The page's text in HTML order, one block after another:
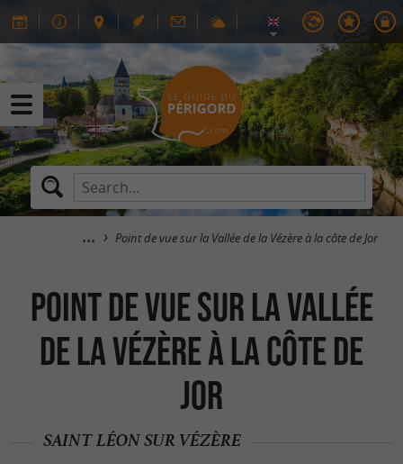
Point de vue sur la Vallée de la Vézère à la côte de Jor
Point de vue sur la Vallée
de la Vézère à la côte de
Jor
SAINT LÉON SUR VÉZÈRE